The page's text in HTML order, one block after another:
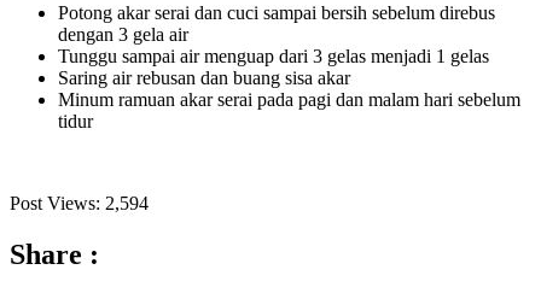
Potong akar serai dan cuci sampai bersih sebelum direbus
dengan 3 gela air
Tunggu sampai air menguap dari 3 gelas menjadi 1 gelas
Saring air rebusan dan buang sisa akar
Minum ramuan akar serai pada pagi dan malam hari sebelum
tidur
Post Views: 2,594
Share :